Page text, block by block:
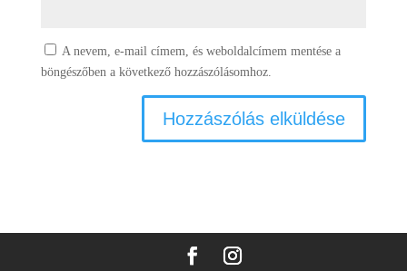
A nevem, e-mail címem, és weboldalcímem mentése a
böngészőben a következő hozzászólásomhoz.